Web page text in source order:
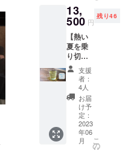
い。」
は必ず
お届け
のリ
ターン
に貼付
された
ラベル
や注意
書きを
ご確認
くださ
い。」
※「実際
にお届
茶パッ
ケージ
をイラ
スト
レー
ターの
林 青那
(はや
し・あ
おな)さ
んと
アート
ディレ
クター
の長友
バッグ
5g×10
包入
り)×1 ・
オリジ
ナル
新茶水
出し茶
(和紅茶
ティー
バッグ
5g×10
包入
り)×1 ・
オリジ
13,
500 円
残り46
【熱い
夏を乗
り切る
ティー
セット
応援支
援！】
・オリ
ジナ
ル 新
茶水出
し茶(煎
支援
者：
4人
お届
け予
定：
2023
年06
月
こ
の